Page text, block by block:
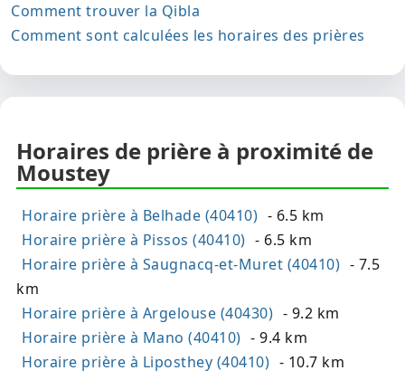
Comment trouver la Qibla
Comment sont calculées les horaires des prières
Horaires de prière à proximité de
Moustey
Horaire prière à Belhade (40410) - 6.5 km
Horaire prière à Pissos (40410) - 6.5 km
Horaire prière à Saugnacq-et-Muret (40410) - 7.5
km
Horaire prière à Argelouse (40430) - 9.2 km
Horaire prière à Mano (40410) - 9.4 km
Horaire prière à Liposthey (40410) - 10.7 km